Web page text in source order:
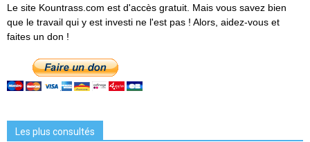
Le site Kountrass.com est d'accès gratuit. Mais vous savez bien
que le travail qui y est investi ne l'est pas ! Alors, aidez-vous et
faites un don !
Les plus consultés